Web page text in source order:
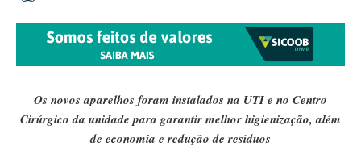
Os novos aparelhos foram instalados na UTI e no Centro
Cirúrgico da unidade para garantir melhor higienização, além
de economia e redução de resíduos